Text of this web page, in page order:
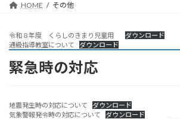
HOME その他
令和８年度 くらしのきまり児童用
ダウンロード
通級指導教室について
ダウンロード
緊急時の対応
地震発生時の対応について
ダウンロード
気象警報発令時の対応について
ダウンロード